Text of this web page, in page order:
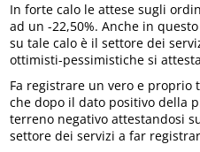
In forte calo le attese sugli
ad un -22,50%. Anche in
su tale calo è il settore dei
ottimisti-pessimistiche si
Fa registrare un vero e proprio
che dopo il dato positivo della
terreno negativo attestandosi
settore dei servizi a far